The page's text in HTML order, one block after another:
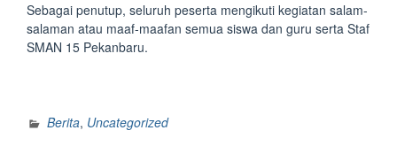
Sebagai penutup, seluruh peserta mengikuti kegiatan salam-
salaman atau maaf-maafan semua siswa dan guru serta Staf
SMAN 15 Pekanbaru.
Berita, Uncategorized